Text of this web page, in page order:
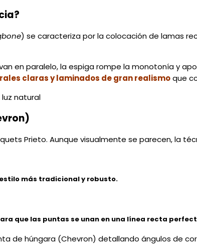
) se caracteriza por la colocación de lamas
en paralelo, la espiga rompe la monotonía y
claras y laminados de gran realismoque
Prieto. Aunque visualmente se parecen, la
más tradicional y robusto.
que las puntas se unan en una línea recta